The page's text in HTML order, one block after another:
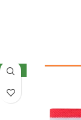
NEW